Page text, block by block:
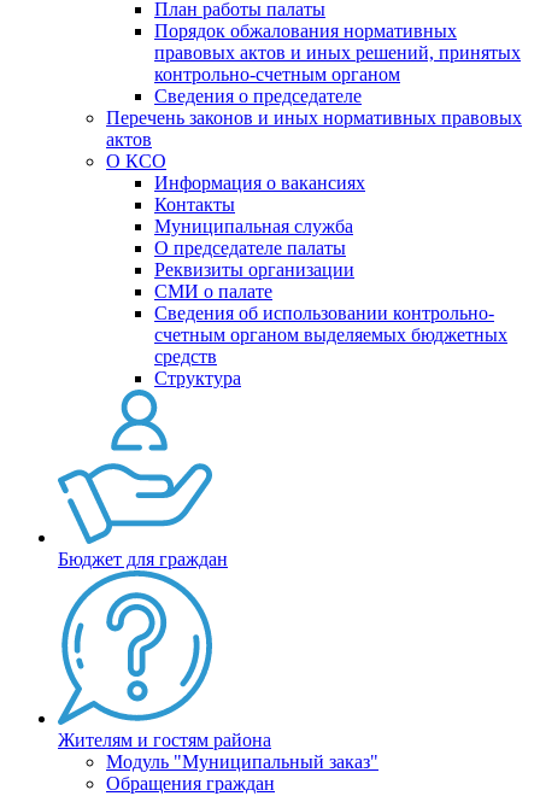
План работы палаты
Порядок обжалования нормативных
правовых актов и иных решений, принятых
контрольно-счетным органом
Сведения о председателе
Перечень законов и иных нормативных правовых
актов
О КСО
Информация о вакансиях
Контакты
Муниципальная служба
О председателе палаты
Реквизиты организации
СМИ о палате
Сведения об использовании контрольно-
счетным органом выделяемых бюджетных
средств
Структура
Бюджет для граждан
Жителям и гостям района
Модуль "Муниципальный заказ"
Обращения граждан